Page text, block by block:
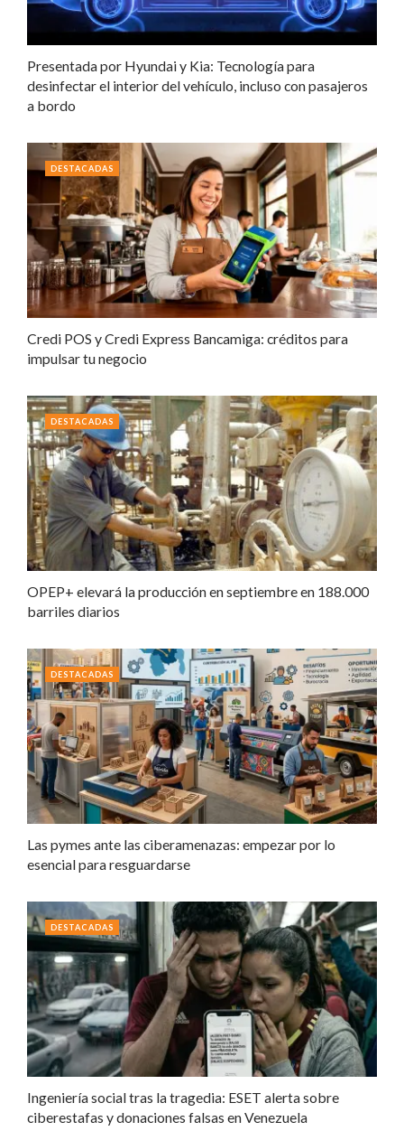
Presentada por Hyundai y Kia: Tecnología para
desinfectar el interior del vehículo, incluso con pasajeros
a bordo
Credi POS y Credi Express Bancamiga: créditos para
impulsar tu negocio
DESTACADAS
OPEP+ elevará la producción en septiembre en 188.000
barriles diarios
DESTACADAS
Las pymes ante las ciberamenazas: empezar por lo
esencial para resguardarse
DESTACADAS
Ingeniería social tras la tragedia: ESET alerta sobre
ciberestafas y donaciones falsas en Venezuela
DESTACADAS